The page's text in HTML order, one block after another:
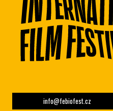
info@febiofest.cz